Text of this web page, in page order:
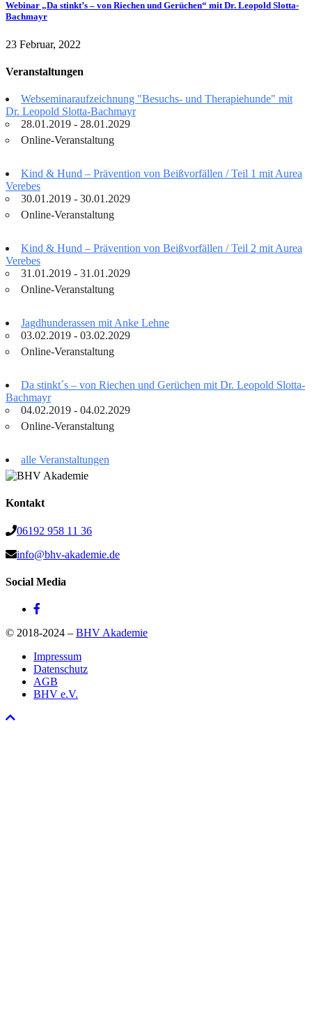
Webinar „Da stinkt’s – von Riechen und Gerüchen“ mit Dr. Leopold Slotta-
Bachmayr
23 Februar, 2022
Veranstaltungen
Webseminaraufzeichnung "Besuchs- und Therapiehunde" mit
Dr. Leopold Slotta-Bachmayr
28.01.2019 - 28.01.2029
Online-Veranstaltung
Kind & Hund – Prävention von Beißvorfällen / Teil 1 mit Aurea
Verebes
30.01.2019 - 30.01.2029
Online-Veranstaltung
Kind & Hund – Prävention von Beißvorfällen / Teil 2 mit Aurea
Verebes
31.01.2019 - 31.01.2029
Online-Veranstaltung
Jagdhunderassen mit Anke Lehne
03.02.2019 - 03.02.2029
Online-Veranstaltung
Da stinkt´s – von Riechen und Gerüchen mit Dr. Leopold Slotta-
Bachmayr
04.02.2019 - 04.02.2029
Online-Veranstaltung
alle Veranstaltungen
Kontakt
06192 958 11 36
info@bhv-akademie.de
Social Media
© 2018-2024 – BHV Akademie
Impressum
Datenschutz
AGB
BHV e.V.